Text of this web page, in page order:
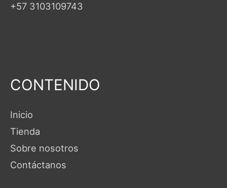
+57 3103109743
CONTENIDO
Inicio
Tienda
Sobre nosotros
Contáctanos